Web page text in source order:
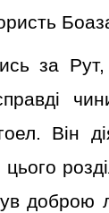
за
гоел. Він
цього